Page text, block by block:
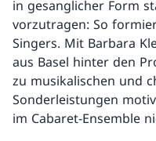
in gesanglicher Form
vorzutragen: So
Singers. Mit Barbara
aus Basel hinter den
zu musikalischen und
Sonderleistungen
im Cabaret-Ensemble